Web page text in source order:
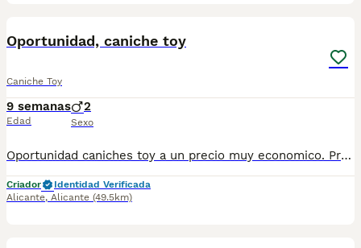
Oportunidad, caniche toy
Caniche Toy
9 semanas
Edad
2
Sexo
Oportunidad caniches toy a un precio muy economico. Preciosa camada familiar de caniche toy, precio real. Cachorritos nacidos y criados en familia con todos los cuidados y atenciones que esta maravillosa raza necesita. Autenticos muñequitos disponibles en distintos colores, rojo, apricot, negro y chocolate. El precio va en funcion del color. Entrega a domicilio a toda España. Llamame o escribeme 653037806, y te explico los detalles con mucho gusto, fotos reales de nuestros cachorritos. Seriedad. Visita la web micachorro.es y siguenos en tik tok e instagram para estar al dia de las novedades. ES451230000020
Criador
Identidad Verificada
Alicante, Alicante (49.5km)